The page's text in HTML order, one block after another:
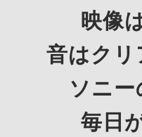
映像
音はクリ
ソニー
毎日